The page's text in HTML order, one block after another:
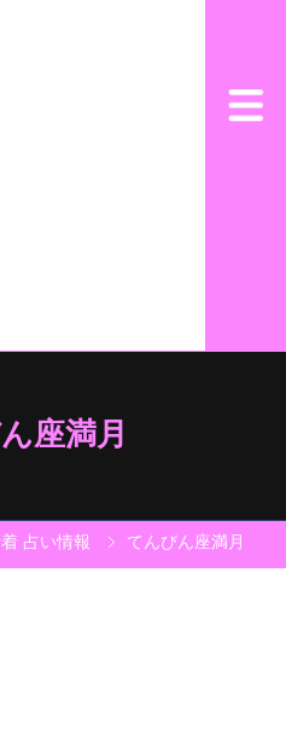
座満月
占い情報 てんびん座満月